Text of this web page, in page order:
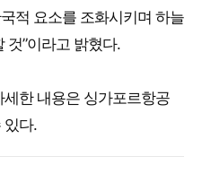
적 요소를 조화시키며 하늘
것”이라고 밝혔다.
한 내용은 싱가포르항공
있다.